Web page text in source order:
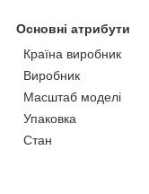
Основні атрибути
Країна виробник
Виробник
Масштаб моделі
Упаковка
Стан